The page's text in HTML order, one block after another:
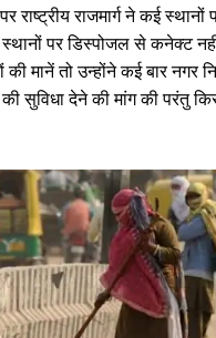
राष्ट्रीय राजमार्ग ने कई
पर डिस्पोजल से कनेक्ट
मानें तो उन्होंने कई बार नगर
सुविधा देने की मांग की परंतु